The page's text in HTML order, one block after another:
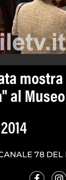
al Museo
78 DEL